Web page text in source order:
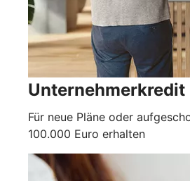
Unternehmerkredit
Für neue Pläne oder
100.000 Euro erhalten